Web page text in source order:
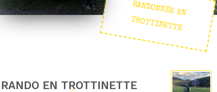
RANDONNÉE EN
TROTTINETTE
RANDO EN TROTTINETTE